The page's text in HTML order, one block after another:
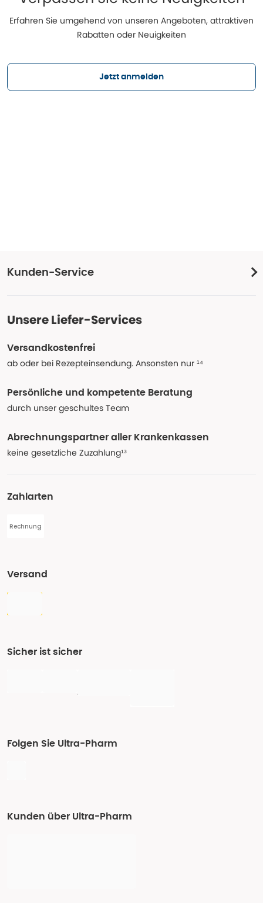
Erfahren Sie umgehend von unseren Angeboten, attraktiven
Rabatten oder Neuigkeiten
Jetzt anmelden
Kunden-Service
Unsere Liefer-Services
Versandkostenfrei
ab oder bei Rezepteinsendung. Ansonsten nur ¹⁴
Persönliche und kompetente Beratung
durch unser geschultes Team
Abrechnungspartner aller Krankenkassen
keine gesetzliche Zuzahlung¹³
Zahlarten
Rechnung
Versand
Sicher ist sicher
Folgen Sie Ultra-Pharm
Kunden über Ultra-Pharm